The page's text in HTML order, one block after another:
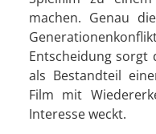
machen. Genau
Entscheidung sorgt
als Bestandteil
Film mit
Interesse weckt.